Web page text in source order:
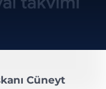
Cüneyt